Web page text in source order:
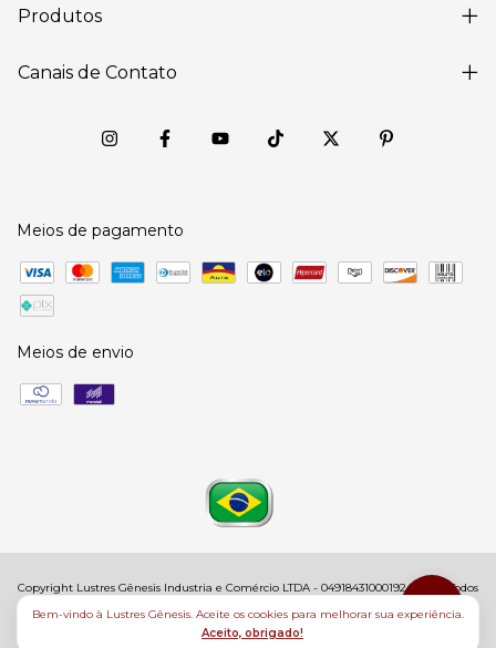
Bem-vindo à Lustres Gênesis. Aceite os cookies para melhorar sua experiência.
Aceito, obrigado!
Produtos
Canais de Contato
Meios de pagamento
Meios de envio
Copyright Lustres Gênesis Industria e Comércio LTDA - 04918431000192 - 2026. Todos